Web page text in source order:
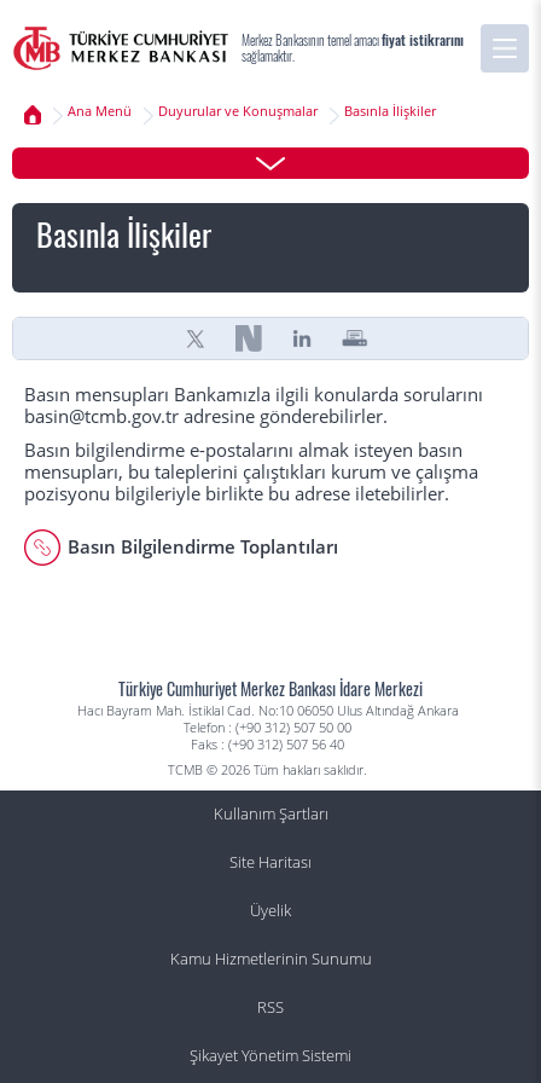
Merkez Bankasının temel amacıfiyat istikrarını
sağlamaktır.
Ana Menü Duyurular ve Konuşmalar Basınla İlişkiler
Basınla İlişkiler
Basın mensupları Bankamızla ilgili konularda sorularını
basin@tcmb.gov.tr adresine gönderebilirler.
Basın bilgilendirme e-postalarını almak isteyen basın
mensupları, bu taleplerini çalıştıkları kurum ve çalışma
pozisyonu bilgileriyle birlikte bu adrese iletebilirler.
Basın Bilgilendirme Toplantıları
Türkiye Cumhuriyet Merkez Bankası İdare Merkezi
Hacı Bayram Mah. İstiklal Cad. No:10 06050 Ulus Altındağ Ankara
Telefon : (+90 312) 507 50 00
Faks : (+90 312) 507 56 40
TCMB © 2026 Tüm hakları saklıdır.
Kullanım Şartları
Site Haritası
Üyelik
Kamu Hizmetlerinin Sunumu
RSS
Şikayet Yönetim Sistemi